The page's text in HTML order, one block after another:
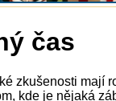
čas
zkušenosti mají
kde je nějaká